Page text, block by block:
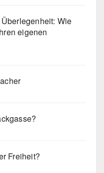
Wie
eigenen
Freiheit?